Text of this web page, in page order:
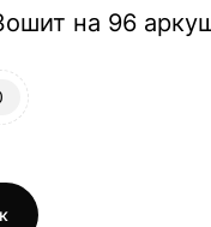
на 96